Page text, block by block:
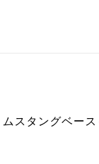
スタングベー